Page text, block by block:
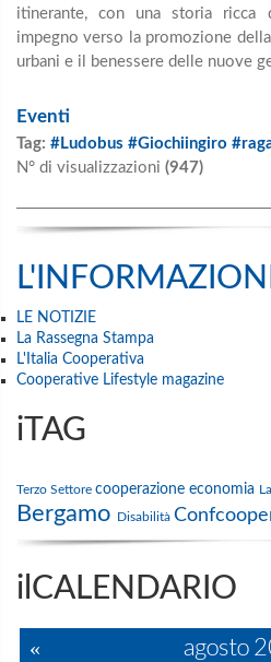
itinerante, con una storia
impegno verso la promozione
urbani e il benessere delle nuove
Eventi
Tag: #Ludobus #Giochiingiro
N° di visualizzazioni (947)
LE NOTIZIE
La Rassegna Stampa
L'Italia Cooperativa
Cooperative Lifestyle magazine
iTAG
Terzo Settore cooperazione economia
Bergamo Disabilità
ilCALENDARIO
« agosto